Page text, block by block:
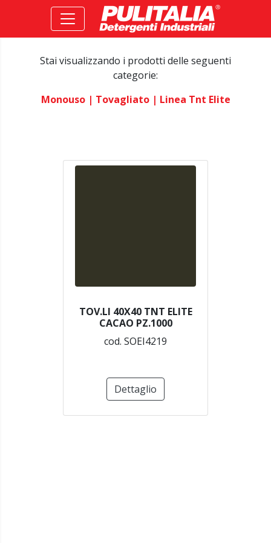
Stai visualizzando i prodotti delle seguenti
categorie:
Monouso | Tovagliato | Linea Tnt Elite
TOV.LI 40X40 TNT ELITE
CACAO PZ.1000
cod. SOEI4219
Dettaglio